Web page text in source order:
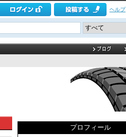
ヘルプ
プロフィール